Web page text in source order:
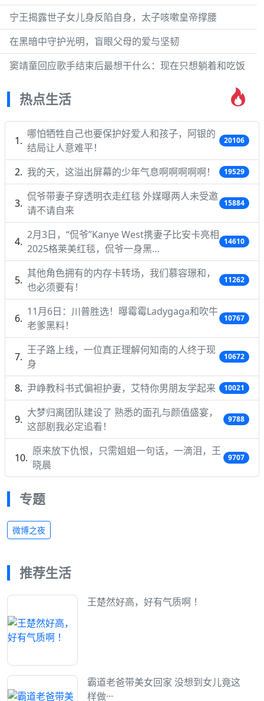
宁王揭露世子女儿身反陷自身，太子咳嗽皇帝撑腰
在黑暗中守护光明，盲眼父母的爱与坚韧
窦靖童回应歌手结束后最想干什么：现在只想躺着和吃饭
热点生活
哪怕牺牲自己也要保护好爱人和孩子，阿银的
结局让人意难平！
20106
我的天，这溢出屏幕的少年气息啊啊啊啊啊！ 19529
侃爷带妻子穿透明衣走红毯 外媒曝两人未受邀
请不请自来
15884
2月3日，“侃爷”Kanye West携妻子比安卡亮相
2025格莱美红毯，侃爷一身黑…
14610
其他角色拥有的内存卡转场，我们慕容璟和，
也必须要有！
11262
11月6日：川普胜选！曝霉霉Ladygaga和吹牛
老爹黑料！
10767
王子路上线，一位真正理解何知南的人终于现
身
10672
尹峥教科书式偏袒护妻，艾特你男朋友学起来 10021
大梦归离团队建设了 熟悉的面孔与颜值盛宴，
这部剧我必定追看！
9788
原来放下仇恨，只需姐姐一句话，一滴泪，王
晓晨
9707
专题
微博之夜
推荐生活
王楚然好高，好有气质啊 ！
霸道老爸带美女回家 没想到女儿竟这
样做···